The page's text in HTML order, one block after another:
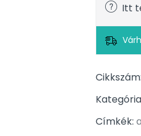
Itt
Cikkszám:
Címkék: